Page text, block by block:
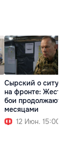
Сырский о
на фронте:
бои
месяцами
12 Июн. 15:00